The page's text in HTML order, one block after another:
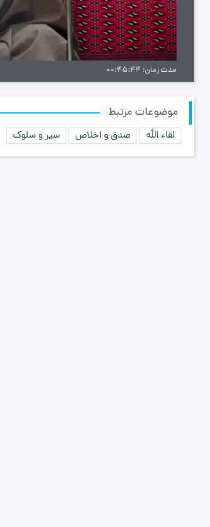
مدت زمان 00:45:44
موضوعات مرتبط
لقاء الله صدق و اخلاص سیر و سلوک